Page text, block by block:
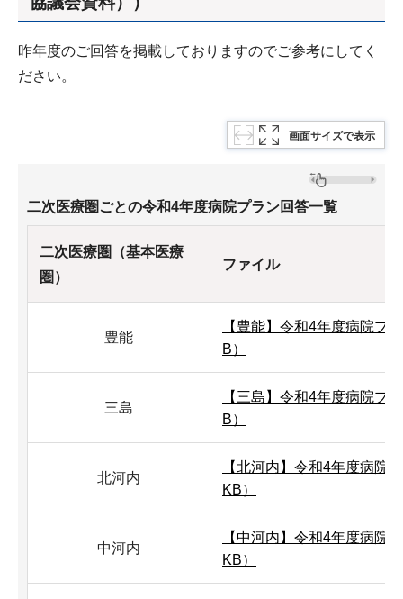
昨年度のご回答を掲載しておりますのでご参考にしてく
ださい。
画面サイズで表示
二次医療圏ごとの令和4年度病院プラン回答一覧
二次医療圏（基本医療
圏）
ファイル
豊能
【豊能】令和4年度病院プ
B）
三島
【三島】令和4年度病院プ
B）
北河内
【北河内】令和4年度病院
KB）
中河内
【中河内】令和4年度病院
KB）